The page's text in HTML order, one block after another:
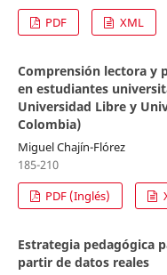
PDF
XML
Comprensión lectora y
en estudiantes
Universidad Libre y
Colombia)
Miguel Chajín-Flórez
185-210
PDF (Inglés)
Estrategia pedagógica
partir de datos reales